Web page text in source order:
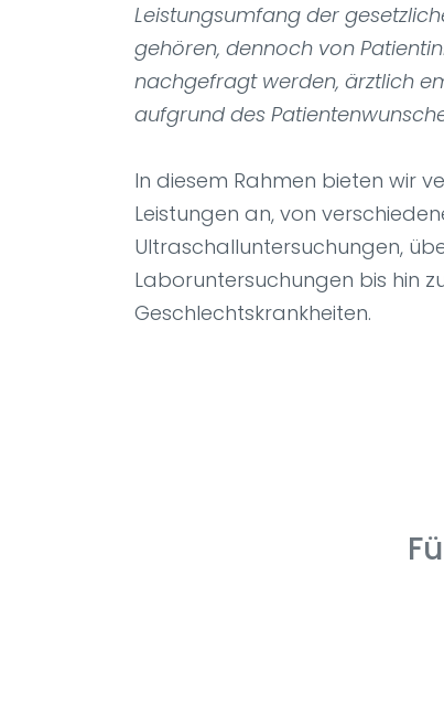
Leistungsumfang der
gehören, dennoch von
nachgefragt werden, ärztlich
aufgrund des
In diesem Rahmen bieten wir
Leistungen an, von
Ultraschalluntersuchungen,
Laboruntersuchungen bis hin
Geschlechtskrankheiten.